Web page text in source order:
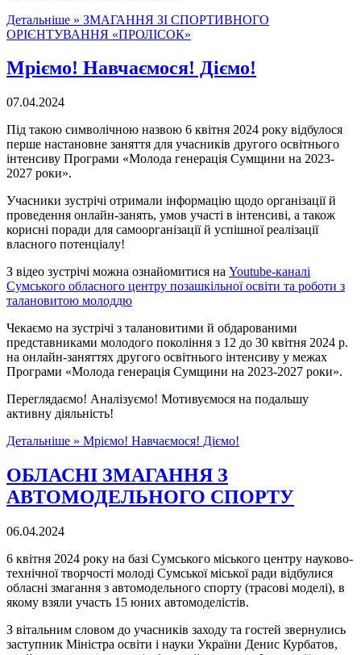
Детальніше » ЗМАГАННЯ ЗІ СПОРТИВНОГО
ОРІЄНТУВАННЯ «ПРОЛІСОК»
Мріємо! Навчаємося! Діємо!
07.04.2024
Під такою символічною назвою 6 квітня 2024 року відбулося
перше настановне заняття для учасників другого освітнього
інтенсиву Програми «Молода генерація Сумщини на 2023-
2027 роки».
Учасники зустрічі отримали інформацію щодо організації й
проведення онлайн-занять, умов участі в інтенсиві, а також
корисні поради для самоорганізації й успішної реалізації
власного потенціалу!
З відео зустрічі можна ознайомитися на Youtube-каналі
Сумського обласного центру позашкільної освіти та роботи з
талановитою молоддю
Чекаємо на зустрічі з талановитими й обдарованими
представниками молодого покоління з 12 до 30 квітня 2024 р.
на онлайн-заняттях другого освітнього інтенсиву у межах
Програми «Молода генерація Сумщини на 2023-2027 роки».
Переглядаємо! Аналізуємо! Мотивуємося на подальшу
активну діяльність!
Детальніше » Мріємо! Навчаємося! Діємо!
ОБЛАСНІ ЗМАГАННЯ З
АВТОМОДЕЛЬНОГО СПОРТУ
06.04.2024
6 квітня 2024 року на базі Сумського міського центру науково-
технічної творчості молоді Сумської міської ради відбулися
обласні змагання з автомодельного спорту (трасові моделі), в
якому взяли участь 15 юних автомоделістів.
З вітальним словом до учасників заходу та гостей звернулись
заступник Міністра освіти і науки України Денис Курбатов,